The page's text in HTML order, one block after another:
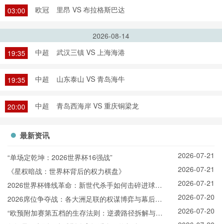
03:00 欧冠 里昂 VS 布拉格斯巴达
2026-08-14
19:35
中超 武汉三镇 VS 上海海港
19:35 中超 山东泰山 VS 青岛海牛
20:00 中超 青岛西海岸 VS 重庆铜梁龙
最新资讯
“单场定乾坤：2026世界杯16强战”
2026-07-21
《星权暗战：世界杯背后的权力棋盘》
2026-07-21
2026世界杯锋线革命：新世代杀手如何击碎进球纪
录
2026-07-21
2026席位争夺战：各大洲足联的权谋博弈与幕后票
决
2026-07-20
“欧预附加赛第五档的生存法则：逆袭路径拆解与晋
2026-07-20